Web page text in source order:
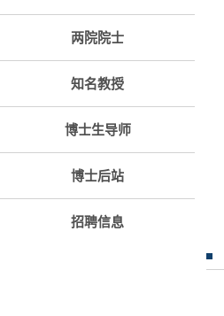
两院院士
知名教授
博士生导师
博士后站
招聘信息